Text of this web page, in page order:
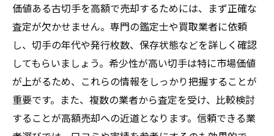
価値ある古切手を高額で売却するためには、まず正確な
査定が欠かせません。専門の鑑定士や買取業者に依頼
し、切手の年代や発行枚数、保存状態などを詳しく確認
してもらいましょう。希少性が高い切手は特に市場価値
が上がるため、これらの情報をしっかり把握することが
重要です。また、複数の業者から査定を受け、比較検討
することが高額売却への近道となります。信頼できる業